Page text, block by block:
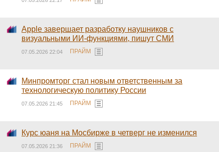
Apple завершает разработку наушников с
визуальными ИИ-функциями, пишут СМИ
07.05.2026 22:04 ПРАЙМ
Минпромторг стал новым ответственным за
технологическую политику России
07.05.2026 21:45 ПРАЙМ
Курс юаня на Мосбирже в четверг не изменился
07.05.2026 21:36 ПРАЙМ